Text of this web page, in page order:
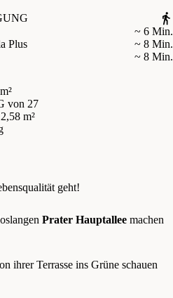
~ 6 Min.
Plus
~ 8 Min.
~ 8 Min.
von 27
m²
geht!
Prater Hauptallee machen
ihrer Terrasse ins Grüne schauen